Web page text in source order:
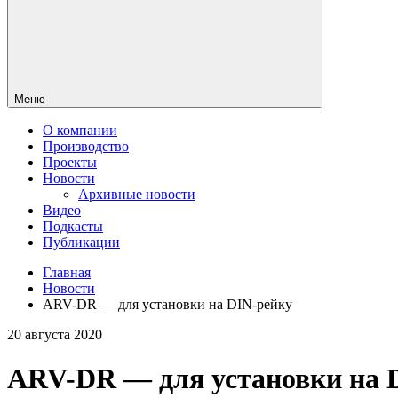
Меню
О компании
Производство
Проекты
Новости
Архивные новости
Видео
Подкасты
Публикации
Главная
Новости
ARV-DR — для установки на DIN-рейку
20 августа 2020
ARV-DR — для установки на